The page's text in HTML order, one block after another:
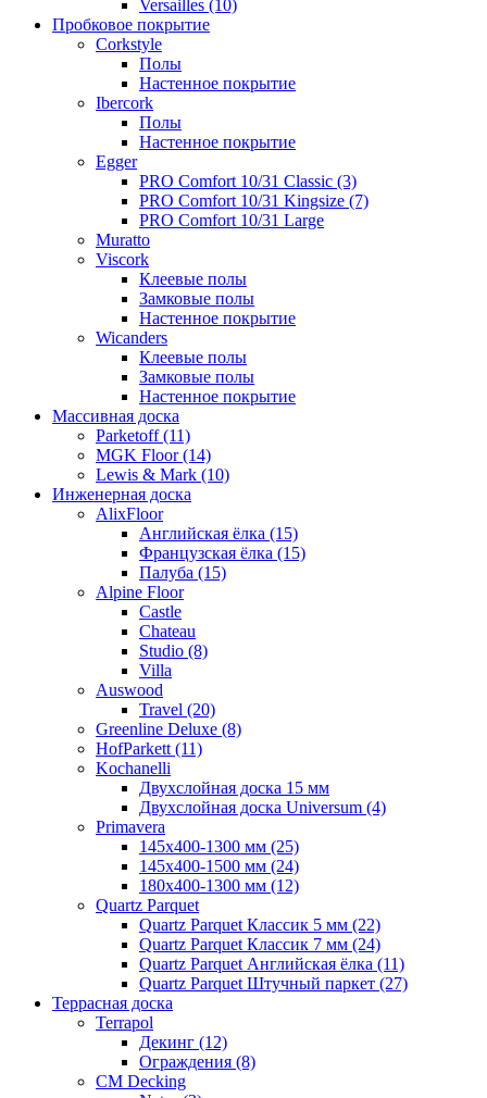
Versailles (10)
Пробковое покрытие
Сorkstyle
Полы
Настенное покрытие
Ibercork
Полы
Настенное покрытие
Egger
PRO Comfort 10/31 Classic (3)
PRO Comfort 10/31 Kingsize (7)
PRO Comfort 10/31 Large
Muratto
Viscork
Клеевые полы
Замковые полы
Настенное покрытие
Wicanders
Клеевые полы
Замковые полы
Настенное покрытие
Массивная доска
Parketoff (11)
MGK Floor (14)
Lewis & Mark (10)
Инженерная доска
AlixFloor
Английская ёлка (15)
Французская ёлка (15)
Палуба (15)
Alpine Floor
Castle
Chateau
Studio (8)
Villa
Auswood
Travel (20)
Greenline Deluxe (8)
HofParkett (11)
Kochanelli
Двухслойная доска 15 мм
Двухслойная доска Universum (4)
Primavera
145x400-1300 мм (25)
145x400-1500 мм (24)
180x400-1300 мм (12)
Quartz Parquet
Quartz Parquet Классик 5 мм (22)
Quartz Parquet Классик 7 мм (24)
Quartz Parquet Английская ёлка (11)
Quartz Parquet Штучный паркет (27)
Террасная доска
Terrapol
Декинг (12)
Ограждения (8)
CM Decking